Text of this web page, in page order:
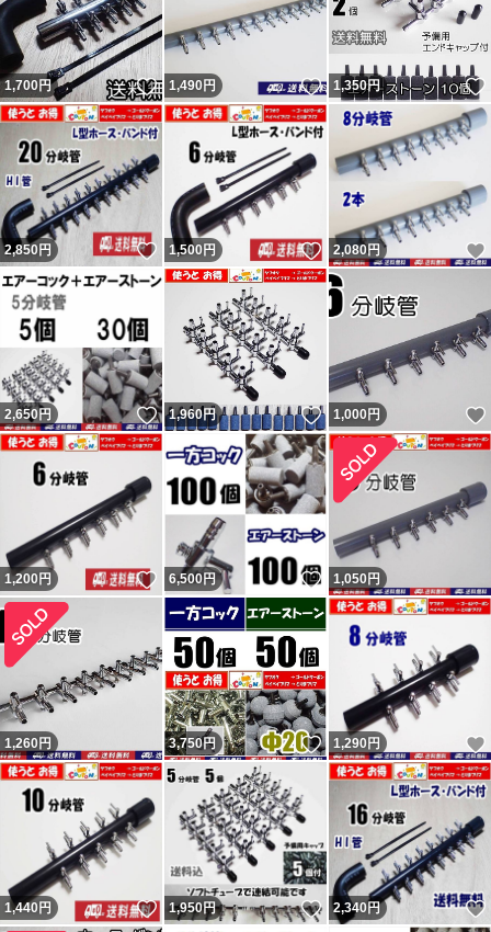
1,700円 いいね！
1,490円 いいね！
1,350円
2,850円 いいね！
1,500 円 いいね！
2,080円
2,650 円 いいね！
1,960円 いいね！
1,000円
1,200 円 いいね！
6,500円 いいね！
1,050円
1,260円 3,750円 いいね！
1,290 円
1,440 円 いいね！
1,950円 いいね！
2,340円